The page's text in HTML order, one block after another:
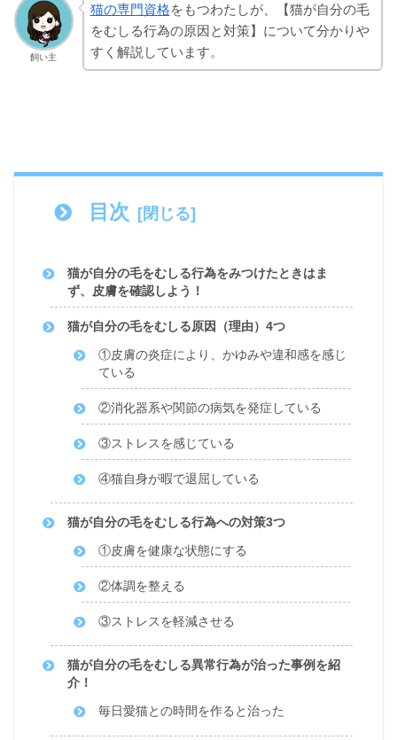
飼い主
猫の専門資格をもつわたしが、【猫が自分の毛
をむしる行為の原因と対策】について分かりや
すく解説しています。
目次
猫が自分の毛をむしる行為をみつけたときはま
ず、皮膚を確認しよう！
猫が自分の毛をむしる原因（理由）4つ
①皮膚の炎症により、かゆみや違和感を感じ
ている
②消化器系や関節の病気を発症している
③ストレスを感じている
④猫自身が暇で退屈している
猫が自分の毛をむしる行為への対策3つ
①皮膚を健康な状態にする
②体調を整える
③ストレスを軽減させる
猫が自分の毛をむしる異常行為が治った事例を紹
介！
毎日愛猫との時間を作ると治った